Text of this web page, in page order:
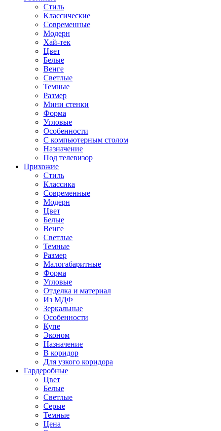
Стиль
Классические
Современные
Модерн
Хай-тек
Цвет
Белые
Венге
Светлые
Темные
Размер
Мини стенки
Форма
Угловые
Особенности
С компьютерным столом
Назначение
Под телевизор
Прихожие
Стиль
Классика
Современные
Модерн
Цвет
Белые
Венге
Светлые
Темные
Размер
Малогабаритные
Форма
Угловые
Отделка и материал
Из МДФ
Зеркальные
Особенности
Купе
Эконом
Назначение
В коридор
Для узкого коридора
Гардеробные
Цвет
Белые
Светлые
Серые
Темные
Цена